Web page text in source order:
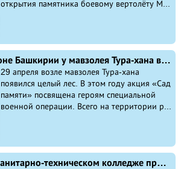
открытия памятника боевому вертолёту М...
В Чишминском районе Башкирии у мавзолея Тура-хана высадили 1100 берез в память о погибших в годы Великой Отечественной войны
29 апреля возле мавзолея Тура-хана
появился целый лес. В этом году акция «Сад
памяти» посвящена героям специальной
военной операции. Всего на территории р...
В Белебеевском гуманитарно-техническом колледже прошел конкурс «А ну-ка, парни!», посвященный Дню защитника Отечества